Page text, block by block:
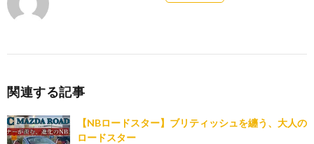
関連する記事
【NBロードスター】ブリティッシュを纏う、大人の
ロードスター